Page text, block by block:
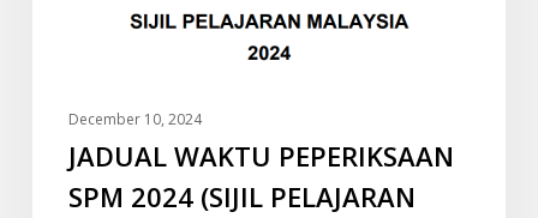
December 10, 2024
JADUAL WAKTU PEPERIKSAAN
SPM 2024 (SIJIL PELAJARAN